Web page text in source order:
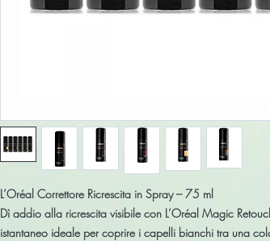
L’Oréal Correttore Ricrescita in Spray – 75 ml
Dì addio alla ricrescita visibile con L’Oréal Magic
istantaneo ideale per coprire i capelli bianchi tra una